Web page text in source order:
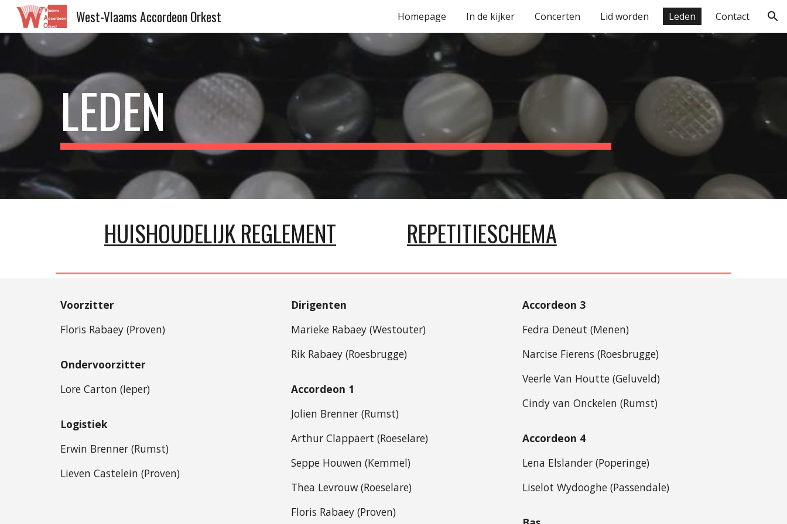
Skip to navigation
West-Vlaams Accordeon Orkest Homepage In de kijker Concerten Lid worden Leden Contact
LEDEN
HUISHOUDELIJK REGLEMENT REPETITIESCHEMA
Voorzitter
Floris Rabaey (Proven)
Ondervoorzitter
Lore Carton (Ieper)
Logistiek
Erwin Brenner (Rumst)
Lieven Castelein (Proven)
Dirigenten
Marieke Rabaey (Westouter)
Rik Rabaey (Roesbrugge)
Accordeon 1
Jolien Brenner (Rumst)
Arthur Clappaert (Roeselare)
Seppe Houwen (Kemmel)
Thea Levrouw (Roeselare)
Floris Rabaey (Proven)
Accordeon 3
Fedra Deneut (Menen)
Narcise Fierens (Roesbrugge)
Veerle Van Houtte (Geluveld)
Cindy van Onckelen (Rumst)
Accordeon 4
Lena Elslander (Poperinge)
Liselot Wydooghe (Passendale)